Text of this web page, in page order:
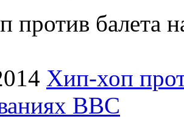
Хип-хоп
ВВС